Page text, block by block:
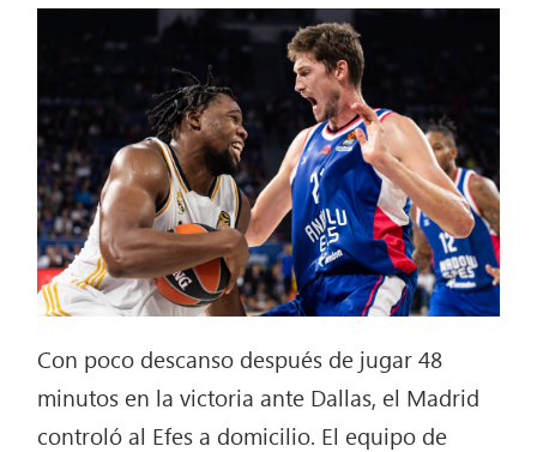
Con poco descanso después de jugar 48
minutos en la victoria ante Dallas, el Madrid
controló al Efes a domicilio. El equipo de